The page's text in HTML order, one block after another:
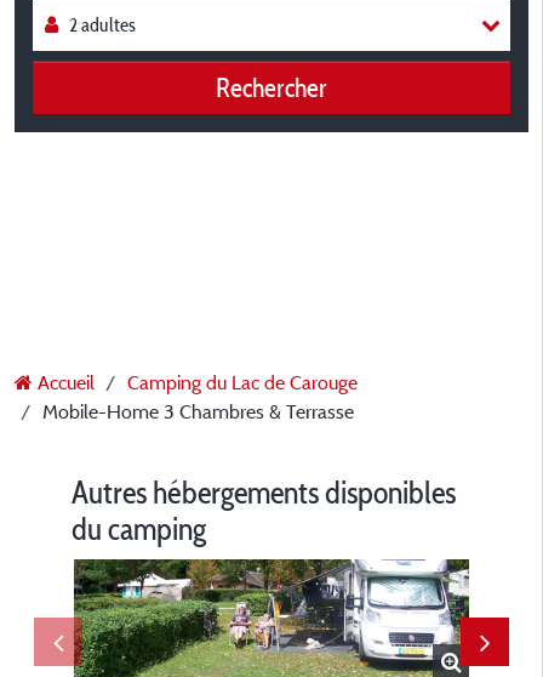
Rechercher
Accueil
Camping du Lac de Carouge
Mobile-Home 3 Chambres & Terrasse
Autres hébergements disponibles
du camping